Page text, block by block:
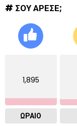
# ΣΟΥ ΑΡΕΣΕ;
1,895
ΩΡΑΙΟ